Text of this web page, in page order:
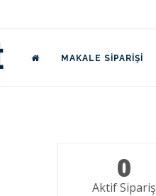
MAKALE SIPARIŞI
0
Aktif Sipariş